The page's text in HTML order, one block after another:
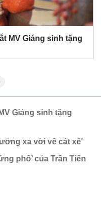
MV Giáng sinh tặng
Giáng sinh tặng
xa vời về cát xê'
phố’ của Trần Tiến